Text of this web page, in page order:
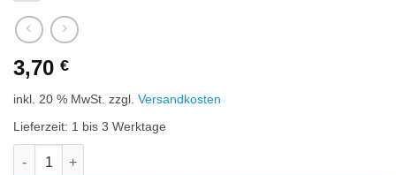
3,70 €
inkl. 20 % MwSt. zzgl. Versandkosten
Lieferzeit: 1 bis 3 Werktage
Kappe mit O-Ring 1'IG Menge